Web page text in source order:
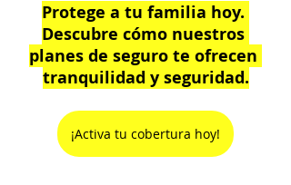
Protege a tu familia hoy.
Descubre cómo nuestros
planes de seguro te ofrecen
tranquilidad y seguridad.
¡Activa tu cobertura hoy!